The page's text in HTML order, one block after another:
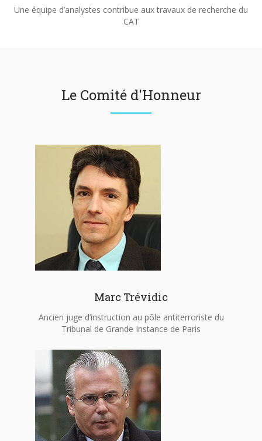
Une équipe d’analystes contribue aux travaux de recherche du
CAT
Le Comité d'Honneur
Marc Trévidic
Ancien juge d’instruction au pôle antiterroriste du
Tribunal de Grande Instance de Paris